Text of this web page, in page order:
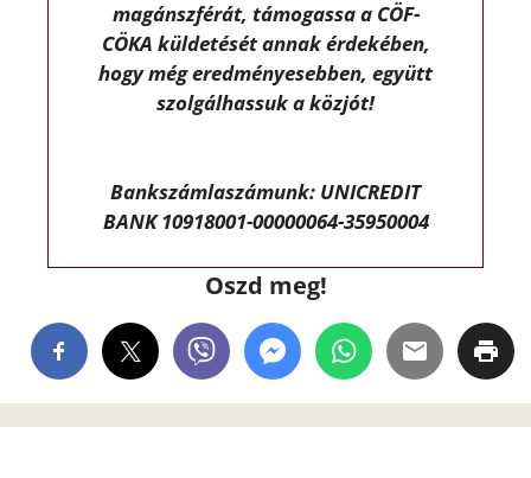
magánszférát, támogassa a CÖF-
CÖKA küldetését annak érdekében,
hogy még eredményesebben, együtt
szolgálhassuk a közjót!
Bankszámlaszámunk: UNICREDIT
BANK 10918001-00000064-35950004
Oszd meg!